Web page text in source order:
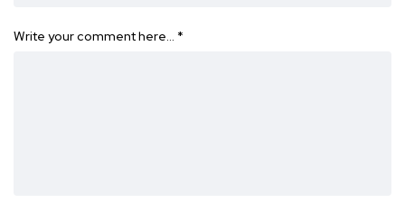
Write your comment here… *